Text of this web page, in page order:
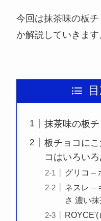
今回は抹茶味の板
か解説していきます
抹茶味の板
板チョコに
コはいろいろ
グリコ –
ネスレ –
さ 濃い
ROYCE'(